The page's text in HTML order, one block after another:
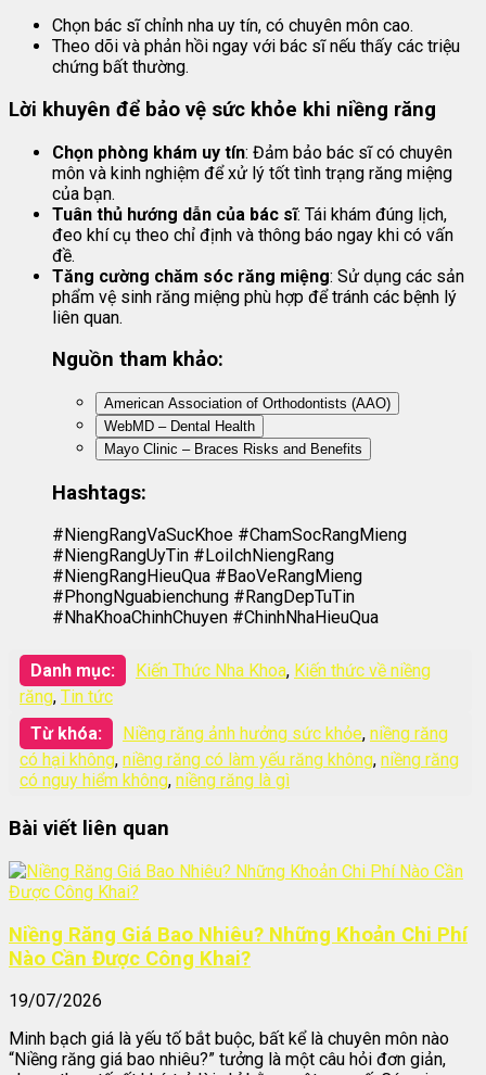
Chọn bác sĩ chỉnh nha uy tín, có chuyên môn cao.
Theo dõi và phản hồi ngay với bác sĩ nếu thấy các triệu
chứng bất thường.
Lời khuyên để bảo vệ sức khỏe khi niềng răng
Chọn phòng khám uy tín: Đảm bảo bác sĩ có chuyên
môn và kinh nghiệm để xử lý tốt tình trạng răng miệng
của bạn.
Tuân thủ hướng dẫn của bác sĩ: Tái khám đúng lịch,
đeo khí cụ theo chỉ định và thông báo ngay khi có vấn
đề.
Tăng cường chăm sóc răng miệng: Sử dụng các sản
phẩm vệ sinh răng miệng phù hợp để tránh các bệnh lý
liên quan.
Nguồn tham khảo:
American Association of Orthodontists (AAO)
WebMD – Dental Health
Mayo Clinic – Braces Risks and Benefits
Hashtags:
#NiengRangVaSucKhoe #ChamSocRangMieng
#NiengRangUyTin #LoiIchNiengRang
#NiengRangHieuQua #BaoVeRangMieng
#PhongNguabienchung #RangDepTuTin
#NhaKhoaChinhChuyen #ChinhNhaHieuQua
Danh mục: Kiến Thức Nha Khoa, Kiến thức về niềng
răng, Tin tức
Từ khóa:
Niềng răng ảnh hưởng sức khỏe, niềng răng
có hại không, niềng răng có làm yếu răng không, niềng răng
có nguy hiểm không, niềng răng là gì
Bài viết liên quan
Niềng Răng Giá Bao Nhiêu? Những Khoản Chi Phí
Nào Cần Được Công Khai?
19/07/2026
Minh bạch giá là yếu tố bắt buộc, bất kể là chuyên môn nào
“Niềng răng giá bao nhiêu?” tưởng là một câu hỏi đơn giản,